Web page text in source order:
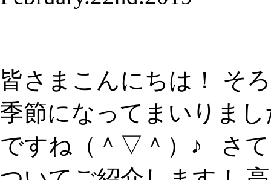
皆さまこんにちは！ そ
季節になってまいりま
ですね（＾▽＾）♪ さて